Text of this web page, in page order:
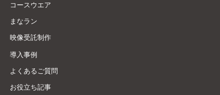
コースウエア
まなラン
映像受託制作
導入事例
よくあるご質問
お役立ち記事